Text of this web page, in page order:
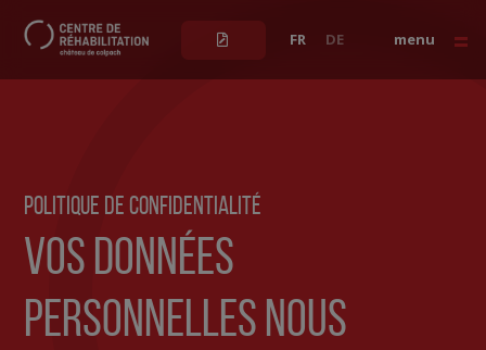
FR DE menu
LES SOINS
Politique de confidentialité
Vos données
personnelles nous